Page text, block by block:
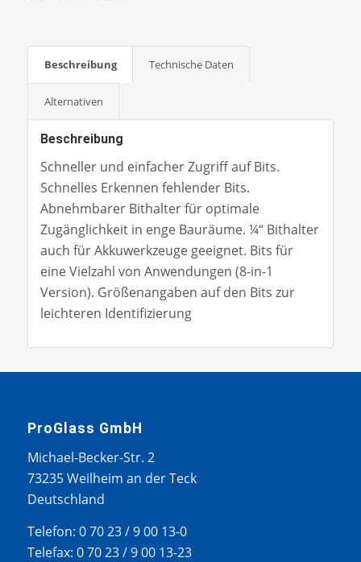
Beschreibung Technische Daten
Alternativen
Beschreibung
Schneller und einfacher Zugriff auf Bits.
Schnelles Erkennen fehlender Bits.
Abnehmbarer Bithalter für optimale
Zugänglichkeit in enge Bauräume. ¼“ Bithalter
auch für Akkuwerkzeuge geeignet. Bits für
eine Vielzahl von Anwendungen (8-in-1
Version). Größenangaben auf den Bits zur
leichteren Identifizierung
ProGlass GmbH
Michael-Becker-Str. 2
73235 Weilheim an der Teck
Deutschland
Telefon: 0 70 23 / 9 00 13-0
Telefax: 0 70 23 / 9 00 13-23